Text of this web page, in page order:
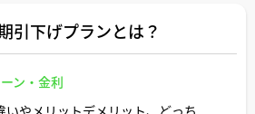
引下げプランとは？
ン・金利
いやメリットデメリット、どっち